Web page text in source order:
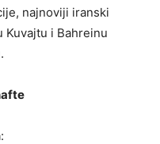
najnoviji iranski
Kuvajtu i Bahreinu